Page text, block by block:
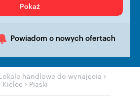
Pokaż
Powiadom o nowych ofertach
handlowe do wynajęcia ›
Kielce › Piaski